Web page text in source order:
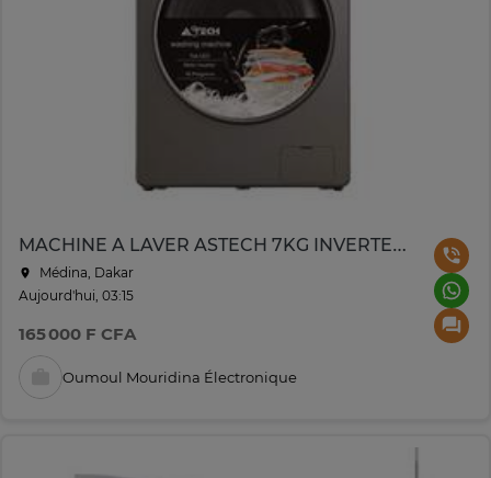
MACHINE A LAVER ASTECH 7KG INVERTER GRIS
Médina, Dakar
Aujourd'hui, 03:15
165 000 F CFA
Oumoul Mouridina Électronique